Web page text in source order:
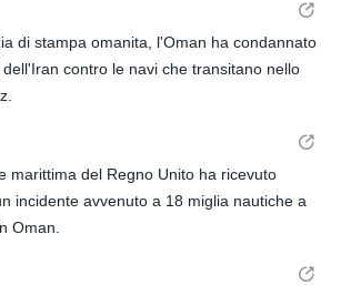
di stampa omanita, l'Oman ha condannato
contro le navi che transitano nello
marittima del Regno Unito ha ricevuto
incidente avvenuto a 18 miglia nautiche a
Oman.